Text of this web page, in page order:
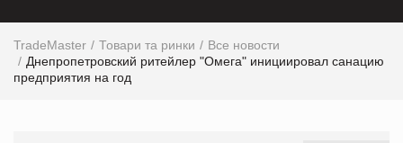
TradeMaster Товари та ринки
Все новости
Днепропетровский ритейлер "Омега" инициировал санацию
предприятия на год